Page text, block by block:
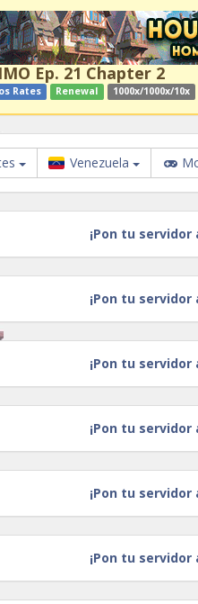
Ep. 21 Chapter 2
Rates Renewal 1000x/1000x/10x
Venezuela
¡Pon tu servidor
¡Pon tu servidor
¡Pon tu servidor
¡Pon tu servidor
¡Pon tu servidor
¡Pon tu servidor